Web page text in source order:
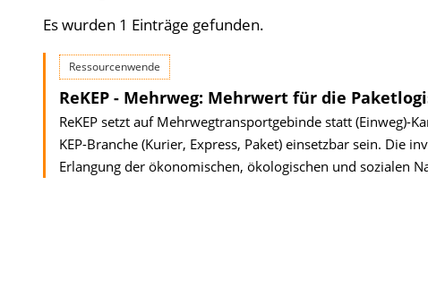
Es wurden 1 Einträge gefunden.
Ressourcenwende
ReKEP - Mehrweg: Mehrwert für die
ReKEP setzt auf Mehrwegtransportgebinde statt
KEP-Branche (Kurier, Express, Paket) einsetzbar sein. Die
Erlangung der ökonomischen, ökologischen und sozialen